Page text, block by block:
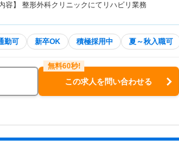
内容】 整形外科クリニックにてリハビリ業務
勤可 新卒OK 積極採用中 夏～秋入職可
この求人を問い合わせる